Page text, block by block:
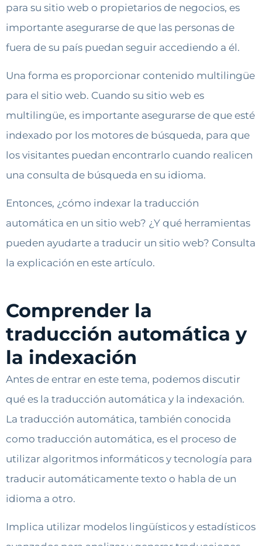
para su sitio web o propietarios de negocios, es
importante asegurarse de que las personas de
fuera de su país puedan seguir accediendo a él.
Una forma es proporcionar contenido multilingüe
para el sitio web. Cuando su sitio web es
multilingüe, es importante asegurarse de que esté
indexado por los motores de búsqueda, para que
los visitantes puedan encontrarlo cuando realicen
una consulta de búsqueda en su idioma.
Entonces, ¿cómo indexar la traducción
automática en un sitio web? ¿Y qué herramientas
pueden ayudarte a traducir un sitio web? Consulta
la explicación en este artículo.
Comprender la
traducción automática y
la indexación
Antes de entrar en este tema, podemos discutir
qué es la traducción automática y la indexación.
La traducción automática, también conocida
como traducción automática, es el proceso de
utilizar algoritmos informáticos y tecnología para
traducir automáticamente texto o habla de un
idioma a otro.
Implica utilizar modelos lingüísticos y estadísticos